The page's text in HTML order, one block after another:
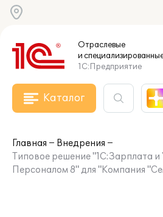
Отраслевые
и
1С:Предприятие
Каталог
Главная
Внедрения
Типовое решение "1С:Зарплата
Персоналом 8" для "Компания